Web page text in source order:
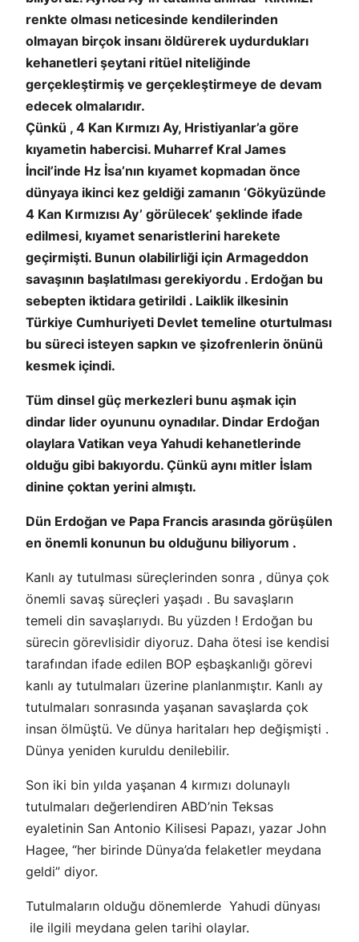
renkte olması neticesinde kendilerinden
olmayan birçok insanı öldürerek uydurdukları
kehanetleri şeytani ritüel niteliğinde
gerçekleştirmiş ve gerçekleştirmeye de devam
edecek olmalarıdır.
Çünkü , 4 Kan Kırmızı Ay, Hristiyanlar’a göre
kıyametin habercisi. Muharref Kral James
İncil’inde Hz İsa’nın kıyamet kopmadan önce
dünyaya ikinci kez geldiği zamanın ‘Gökyüzünde
4 Kan Kırmızısı Ay’ görülecek’ şeklinde ifade
edilmesi, kıyamet senaristlerini harekete
geçirmişti. Bunun olabilirliği için Armageddon
savaşının başlatılması gerekiyordu . Erdoğan bu
sebepten iktidara getirildi . Laiklik ilkesinin
Türkiye Cumhuriyeti Devlet temeline oturtulması
bu süreci isteyen sapkın ve şizofrenlerin önünü
kesmek içindi.
Tüm dinsel güç merkezleri bunu aşmak için
dindar lider oyununu oynadılar. Dindar Erdoğan
olaylara Vatikan veya Yahudi kehanetlerinde
olduğu gibi bakıyordu. Çünkü aynı mitler İslam
dinine çoktan yerini almıştı.
Dün Erdoğan ve Papa Francis arasında görüşülen
en önemli konunun bu olduğunu biliyorum .
Kanlı ay tutulması süreçlerinden sonra , dünya çok
önemli savaş süreçleri yaşadı . Bu savaşların
temeli din savaşlarıydı. Bu yüzden ! Erdoğan bu
sürecin görevlisidir diyoruz. Daha ötesi ise kendisi
tarafından ifade edilen BOP eşbaşkanlığı görevi
kanlı ay tutulmaları üzerine planlanmıştır. Kanlı ay
tutulmaları sonrasında yaşanan savaşlarda çok
insan ölmüştü. Ve dünya haritaları hep değişmişti .
Dünya yeniden kuruldu denilebilir.
Son iki bin yılda yaşanan 4 kırmızı dolunaylı
tutulmaları değerlendiren ABD’nin Teksas
eyaletinin San Antonio Kilisesi Papazı, yazar John
Hagee, “her birinde Dünya’da felaketler meydana
geldi” diyor.
Tutulmaların olduğu dönemlerde Yahudi dünyası
ile ilgili meydana gelen tarihi olaylar.